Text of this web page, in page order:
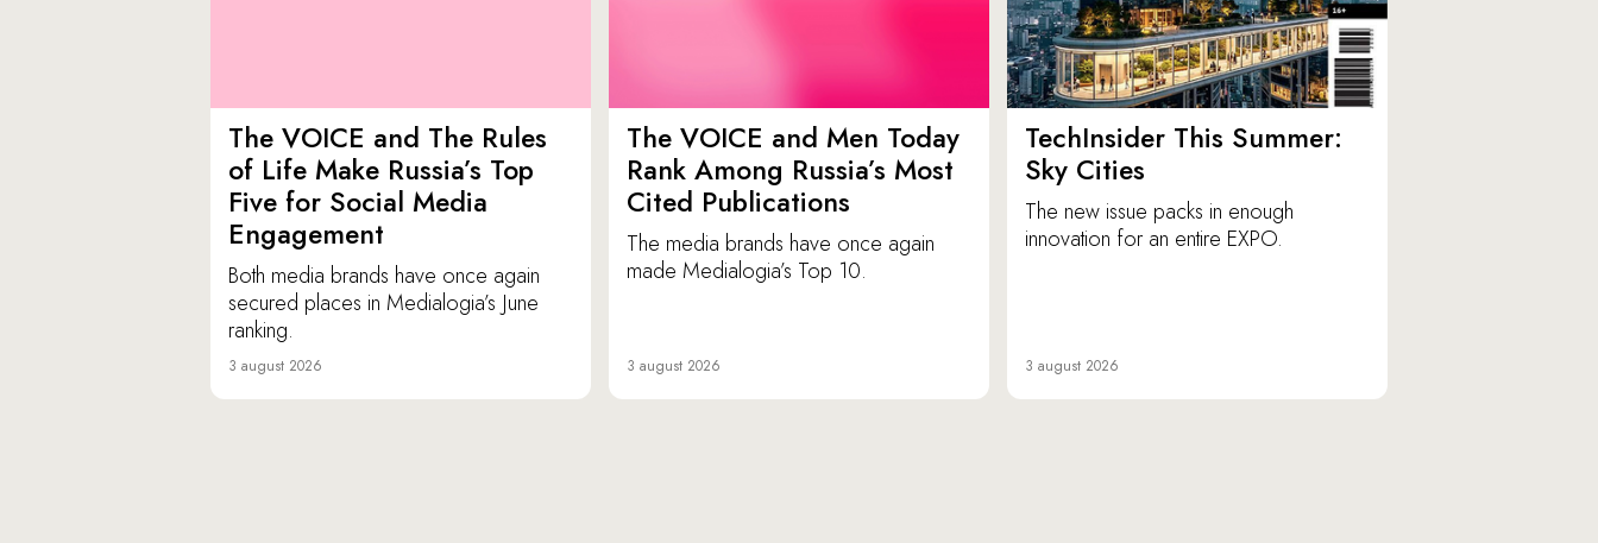
The VOICE and The Rules
of Life Make Russia’s Top
Five for Social Media
Engagement
Both media brands have once again
secured places in Medialogia’s June
ranking.
3 august 2026
The VOICE and Men Today
Rank Among Russia’s Most
Cited Publications
The media brands have once again
made Medialogia’s Top 10.
3 august 2026
TechInsider This Summer:
Sky Cities
The new issue packs in enough
innovation for an entire EXPO.
3 august 2026